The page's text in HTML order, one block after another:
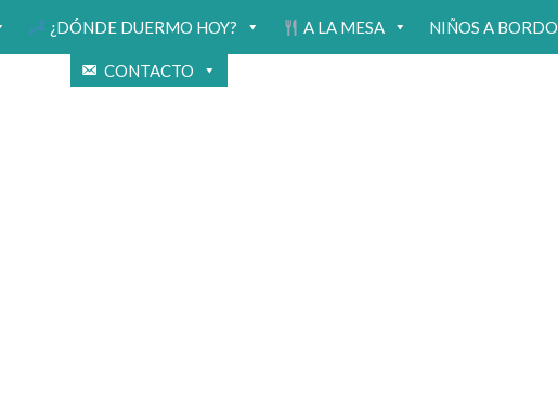
¿DÓNDE DUERMO HOY? A LA MESA NIÑOS A BORDO
CONTACTO